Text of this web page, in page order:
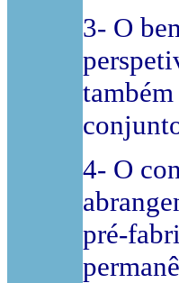
3- O
4- O
pré-